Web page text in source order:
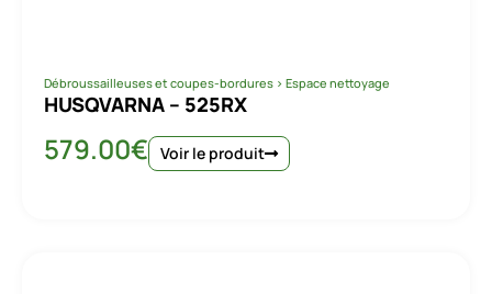
Débroussailleuses et coupes-bordures > Espace nettoyage
HUSQVARNA – 525RX
579.00€ Voir le produit